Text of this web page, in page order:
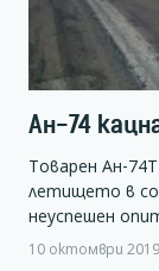
Ан-74
Товарен Ан-
летището в
неуспешен
10 октомври